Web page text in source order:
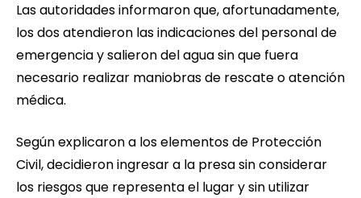
Las autoridades informaron que, afortunadamente,
los dos atendieron las indicaciones del personal de
emergencia y salieron del agua sin que fuera
necesario realizar maniobras de rescate o atención
médica.
Según explicaron a los elementos de Protección
Civil, decidieron ingresar a la presa sin considerar
los riesgos que representa el lugar y sin utilizar